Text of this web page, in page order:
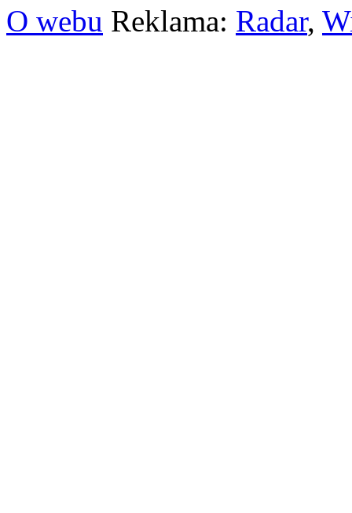
O webu Reklama: Radar,